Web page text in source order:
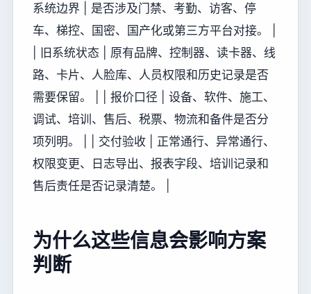
系统边界 | 是否涉及门禁、考勤、访客、停
车、梯控、国密、国产化或第三方平台对接。 |
| 旧系统状态 | 原有品牌、控制器、读卡器、线
路、卡片、人脸库、人员权限和历史记录是否
需要保留。 | | 报价口径 | 设备、软件、施工、
调试、培训、售后、税票、物流和备件是否分
项列明。 | | 交付验收 | 正常通行、异常通行、
权限变更、日志导出、报表字段、培训记录和
售后责任是否记录清楚。 |
为什么这些信息会影响方案
判断